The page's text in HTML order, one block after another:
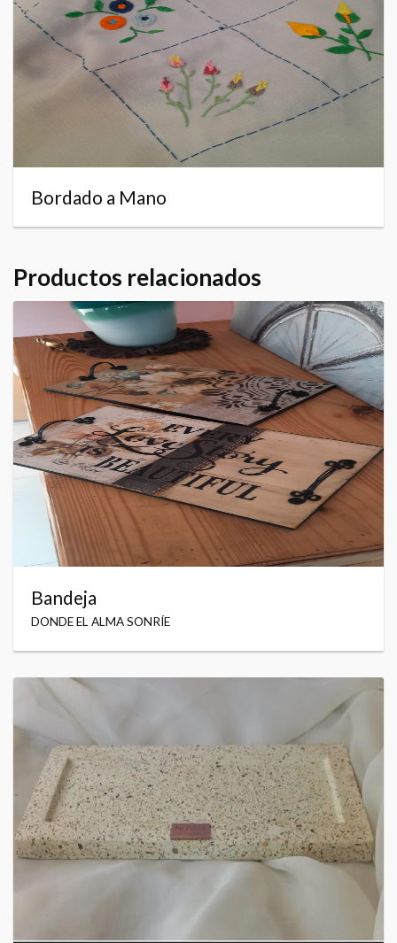
Bordado a Mano
Productos relacionados
Bandeja
DONDE EL ALMA SONRÍE